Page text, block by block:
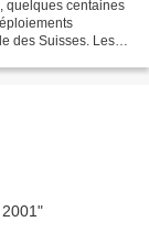
quelques centaines
des Suisses. Les